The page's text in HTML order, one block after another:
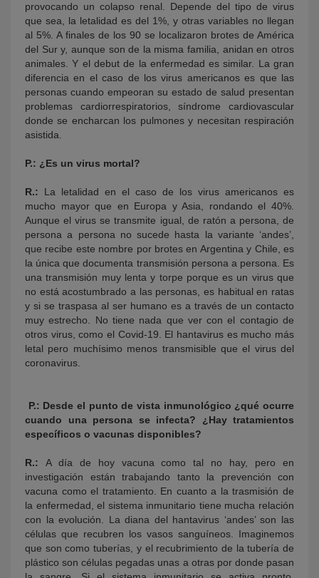
provocando un colapso renal. Depende del tipo de virus
que sea, la letalidad es del 1%, y otras variables no llegan
al 5%. A finales de los 90 se localizaron brotes de América
del Sur y, aunque son de la misma familia, anidan en otros
animales. Y el debut de la enfermedad es similar. La gran
diferencia en el caso de los virus americanos es que las
personas cuando empeoran su estado de salud presentan
problemas cardiorrespiratorios, síndrome cardiovascular
donde se encharcan los pulmones y necesitan respiración
asistida.
P.: ¿Es un virus mortal?
R.: La letalidad en el caso de los virus americanos es
mucho mayor que en Europa y Asia, rondando el 40%.
Aunque el virus se transmite igual, de ratón a persona, de
persona a persona no sucede hasta la variante ‘andes’,
que recibe este nombre por brotes en Argentina y Chile, es
la única que documenta transmisión persona a persona. Es
una transmisión muy lenta y torpe porque es un virus que
no está acostumbrado a las personas, es habitual en ratas
y si se traspasa al ser humano es a través de un contacto
muy estrecho. No tiene nada que ver con el contagio de
otros virus, como el Covid-19. El hantavirus es mucho más
letal pero muchísimo menos transmisible que el virus del
coronavirus.
P.: Desde el punto de vista inmunológico ¿qué ocurre
cuando una persona se infecta? ¿Hay tratamientos
específicos o vacunas disponibles?
R.: A día de hoy vacuna como tal no hay, pero en
investigación están trabajando tanto la prevención con
vacuna como el tratamiento. En cuanto a la trasmisión de
la enfermedad, el sistema inmunitario tiene mucha relación
con la evolución. La diana del hantavirus ‘andes’ son las
células que recubren los vasos sanguíneos. Imaginemos
que son como tuberías, y el recubrimiento de la tubería de
plástico son células pegadas unas a otras por donde pasan